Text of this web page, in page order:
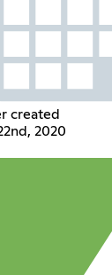
created
2020